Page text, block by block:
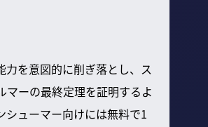
を意図的に削ぎ落とし、ス
マーの最終定理を証明するよ
シューマー向けには無料で1